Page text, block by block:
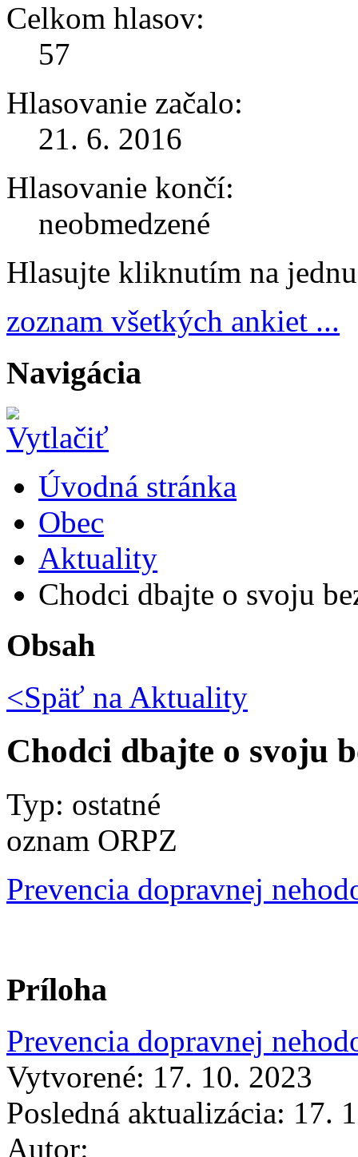
Celkom hlasov:
57
Hlasovanie začalo:
21. 6. 2016
Hlasovanie končí:
neobmedzené
Hlasujte kliknutím na
zoznam všetkých ankiet ...
Navigácia
Úvodná stránka
Obec
Aktuality
Chodci dbajte o svoju
Obsah
<Späť na Aktuality
Chodci dbajte o svoju
Typ: ostatné
oznam ORPZ
Prevencia dopravnej
Príloha
Prevencia dopravnej
Vytvorené: 17. 10. 2023
Posledná aktualizácia: 17.
Autor: